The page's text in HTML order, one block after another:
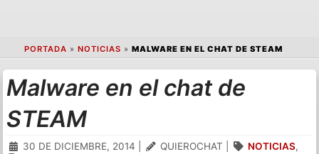
PORTADA » NOTICIAS » MALWARE EN EL CHAT DE STEAM
Malware en el chat de
STEAM
30 DE DICIEMBRE, 2014 QUIEROCHAT NOTICIAS,